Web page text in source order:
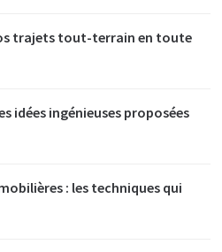
trajets tout-terrain en toute
idées ingénieuses proposées
: les techniques qui